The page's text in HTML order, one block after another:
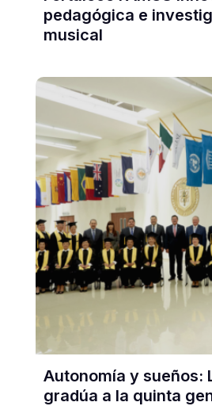
pedagógica e
musical
Autonomía y sueños:
gradúa a la quinta